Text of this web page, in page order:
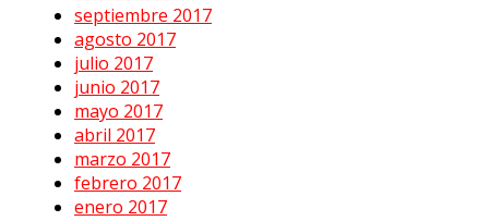
septiembre 2017
agosto 2017
julio 2017
junio 2017
mayo 2017
abril 2017
marzo 2017
febrero 2017
enero 2017